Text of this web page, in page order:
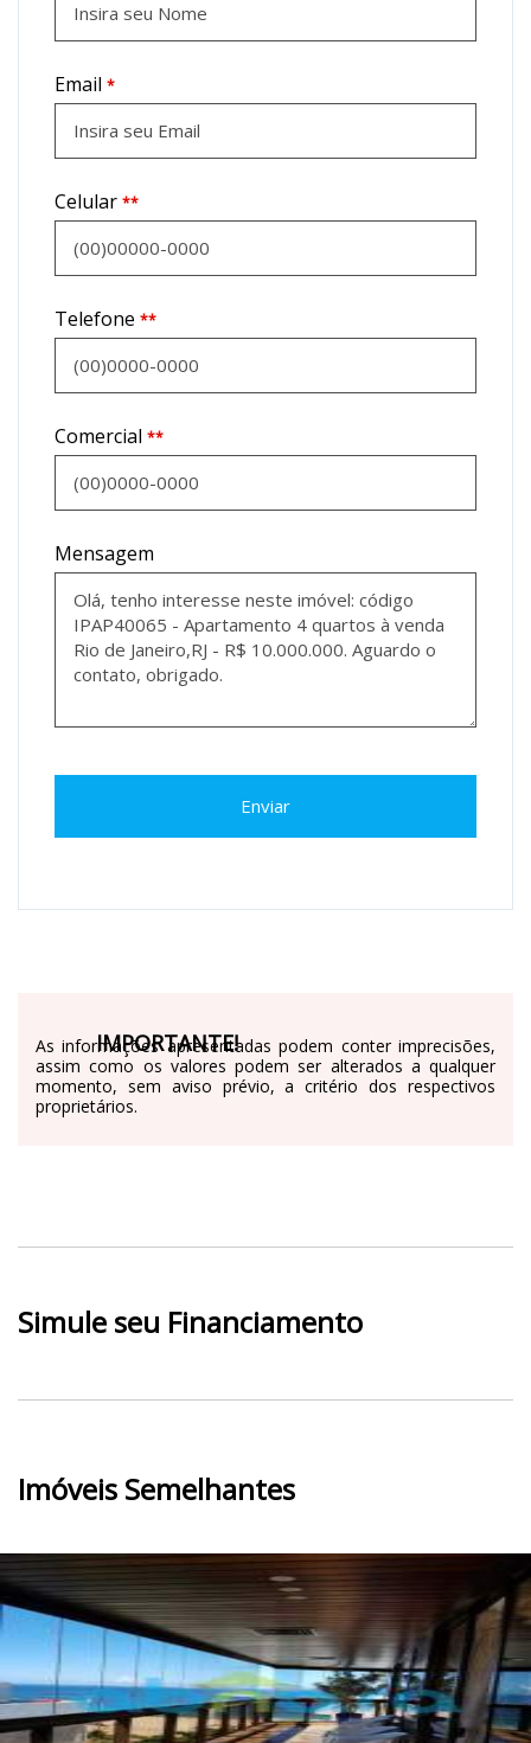
Email *
Celular **
Telefone **
Comercial **
Mensagem
Enviar
IMPORTANTE!
As informações apresentadas podem conter imprecisões,
assim como os valores podem ser alterados a qualquer
momento, sem aviso prévio, a critério dos respectivos
proprietários.
Simule seu Financiamento
Imóveis Semelhantes